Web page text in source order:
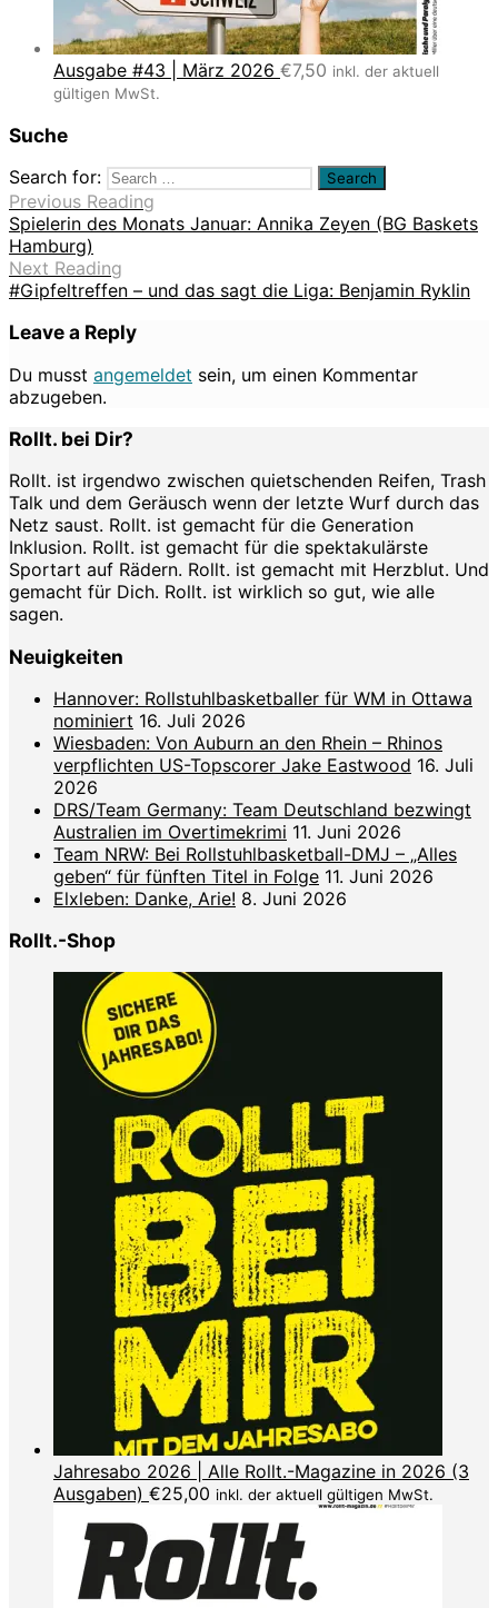
Ausgabe #43 | März 2026 €7,50 inkl. der aktuell
gültigen MwSt.
Suche
Search for:
Previous Reading
Spielerin des Monats Januar: Annika Zeyen (BG Baskets
Hamburg)
Next Reading
#Gipfeltreffen – und das sagt die Liga: Benjamin Ryklin
Leave a Reply
Du musst angemeldet sein, um einen Kommentar
abzugeben.
Rollt. bei Dir?
Rollt. ist irgendwo zwischen quietschenden Reifen, Trash
Talk und dem Geräusch wenn der letzte Wurf durch das
Netz saust. Rollt. ist gemacht für die Generation
Inklusion. Rollt. ist gemacht für die spektakulärste
Sportart auf Rädern. Rollt. ist gemacht mit Herzblut. Und
gemacht für Dich. Rollt. ist wirklich so gut, wie alle
sagen.
Neuigkeiten
Hannover: Rollstuhlbasketballer für WM in Ottawa
nominiert 16. Juli 2026
Wiesbaden: Von Auburn an den Rhein – Rhinos
verpflichten US-Topscorer Jake Eastwood 16. Juli
2026
DRS/Team Germany: Team Deutschland bezwingt
Australien im Overtimekrimi 11. Juni 2026
Team NRW: Bei Rollstuhlbasketball-DMJ – „Alles
geben“ für fünften Titel in Folge 11. Juni 2026
Elxleben: Danke, Arie! 8. Juni 2026
Rollt.-Shop
Jahresabo 2026 | Alle Rollt.-Magazine in 2026 (3
Ausgaben) €25,00 inkl. der aktuell gültigen MwSt.